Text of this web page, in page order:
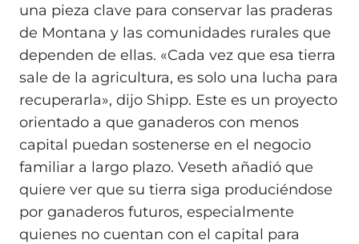
una pieza clave para conservar las praderas
de Montana y las comunidades rurales que
dependen de ellas. «Cada vez que esa tierra
sale de la agricultura, es solo una lucha para
recuperarla», dijo Shipp. Este es un proyecto
orientado a que ganaderos con menos
capital puedan sostenerse en el negocio
familiar a largo plazo. Veseth añadió que
quiere ver que su tierra siga produciéndose
por ganaderos futuros, especialmente
quienes no cuentan con el capital para